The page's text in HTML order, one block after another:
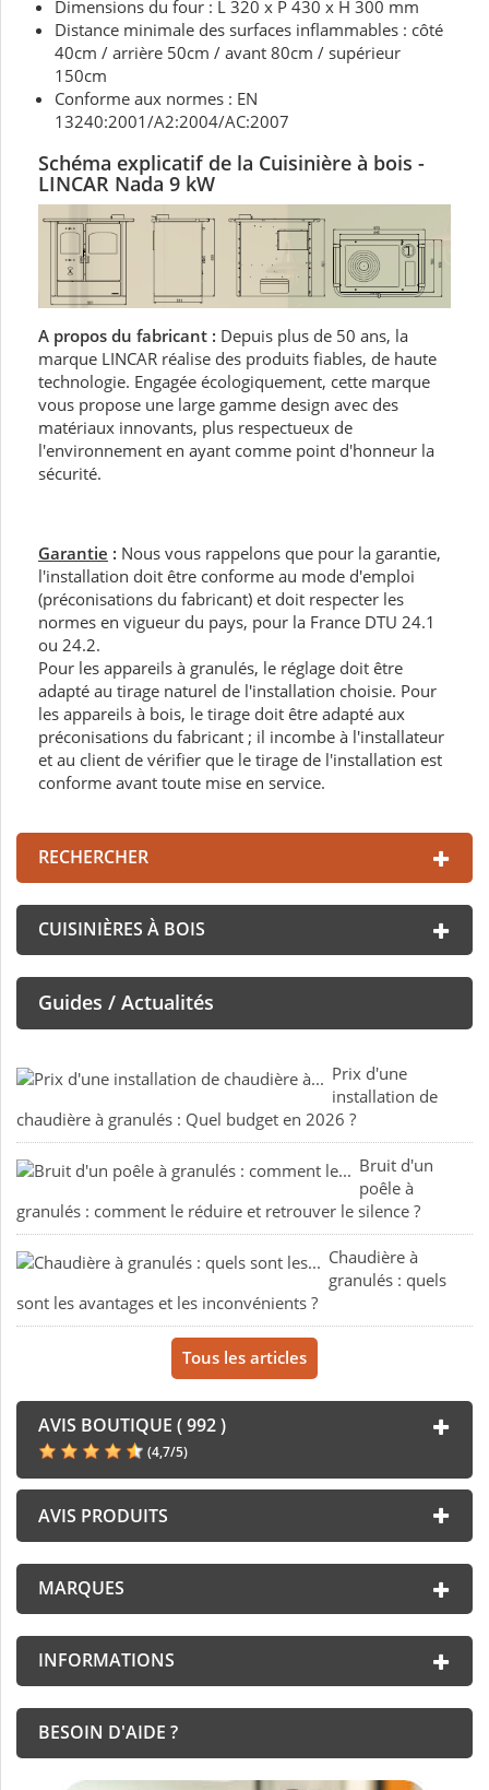
Dimensions du four : L 320 x P 430 x H 300 mm
Distance minimale des surfaces inflammables : côté
40cm / arrière 50cm / avant 80cm / supérieur
150cm
Conforme aux normes : EN
13240:2001/A2:2004/AC:2007
Schéma explicatif de la Cuisinière à bois -
LINCAR Nada 9 kW
A propos du fabricant : Depuis plus de 50 ans, la
marque LINCAR réalise des produits fiables, de haute
technologie. Engagée écologiquement, cette marque
vous propose une large gamme design avec des
matériaux innovants, plus respectueux de
l'environnement en ayant comme point d'honneur la
sécurité.
Garantie : Nous vous rappelons que pour la garantie,
l'installation doit être conforme au mode d'emploi
(préconisations du fabricant) et doit respecter les
normes en vigueur du pays, pour la France DTU 24.1
ou 24.2.
Pour les appareils à granulés, le réglage doit être
adapté au tirage naturel de l'installation choisie. Pour
les appareils à bois, le tirage doit être adapté aux
préconisations du fabricant ; il incombe à l'installateur
et au client de vérifier que le tirage de l'installation est
conforme avant toute mise en service.
RECHERCHER
CUISINIÈRES À BOIS
Guides / Actualités
Prix d'une
installation de
chaudière à granulés : Quel budget en 2026 ?
Bruit d'un
poêle à
granulés : comment le réduire et retrouver le silence ?
Chaudière à
granulés : quels
sont les avantages et les inconvénients ?
Tous les articles
AVIS BOUTIQUE ( 992 )
(4,7/5)
AVIS PRODUITS
MARQUES
INFORMATIONS
BESOIN D'AIDE ?